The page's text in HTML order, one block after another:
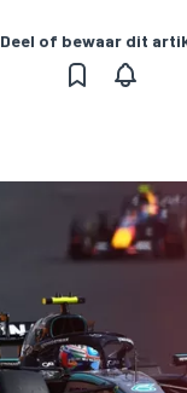
Deel of bewaar dit